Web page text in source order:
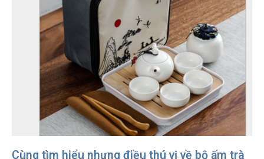
Cùng tìm hiểu nhưng điều thú vị về bộ ấm trà